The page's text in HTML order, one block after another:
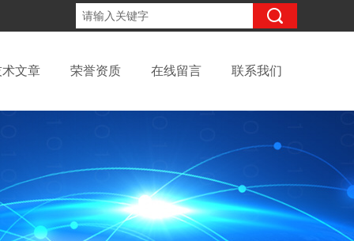
术文章 荣誉资质 在线留言 联系我们